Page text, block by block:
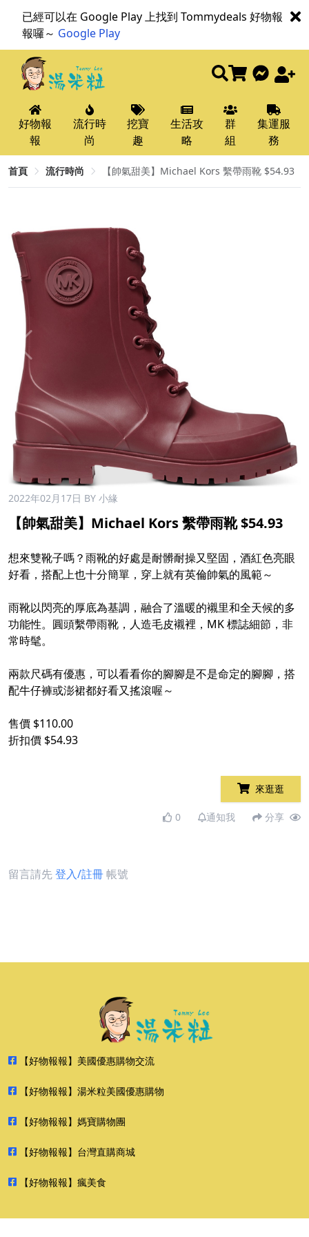
已經可以在 Google Play 上找到 Tommydeals 好物報
報囉～ Google Play
好物報
報
流行時
尚
挖寶
趣
生活攻
略
群
組
集運服
務
首頁 流行時尚 【帥氣甜美】Michael Kors 繫帶雨靴 $54.93
2022年02月17日 BY 小緣
【帥氣甜美】Michael Kors 繫帶雨靴 $54.93
想來雙靴子嗎？雨靴的好處是耐髒耐操又堅固，酒紅色亮眼
好看，搭配上也十分簡單，穿上就有英倫帥氣的風範～
雨靴以閃亮的厚底為基調，融合了溫暖的襯里和全天候的多
功能性。圓頭繫帶雨靴，人造毛皮襯裡，MK 標誌細節，非
常時髦。
兩款尺碼有優惠，可以看看你的腳腳是不是命定的腳腳，搭
配牛仔褲或澎裙都好看又搖滾喔～
售價 $110.00
折扣價 $54.93
來逛逛
0 通知我 分享
留言請先登入/註冊帳號
【好物報報】美國優惠購物交流
【好物報報】湯米粒美國優惠購物
【好物報報】媽寶購物團
【好物報報】台灣直購商城
【好物報報】瘋美食